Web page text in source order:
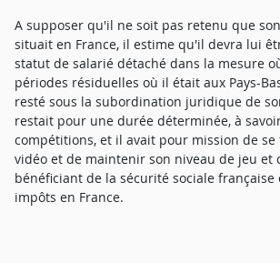
A supposer qu'il ne soit pas retenu que
situait en France, il estime qu'il devra lui
statut de salarié détaché dans la mesure
périodes résiduelles où il était aux Pays-
resté sous la subordination juridique de
restait pour une durée déterminée, à
compétitions, et il avait pour mission de
vidéo et de maintenir son niveau de jeu et
bénéficiant de la sécurité sociale française
impôts en France.